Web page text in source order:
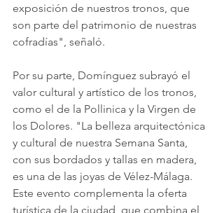
exposición de nuestros tronos, que
son parte del patrimonio de nuestras
cofradías", señaló.
Por su parte, Domínguez subrayó el
valor cultural y artístico de los tronos,
como el de la Pollinica y la Virgen de
los Dolores. "La belleza arquitectónica
y cultural de nuestra Semana Santa,
con sus bordados y tallas en madera,
es una de las joyas de Vélez-Málaga.
Este evento complementa la oferta
turística de la ciudad, que combina el